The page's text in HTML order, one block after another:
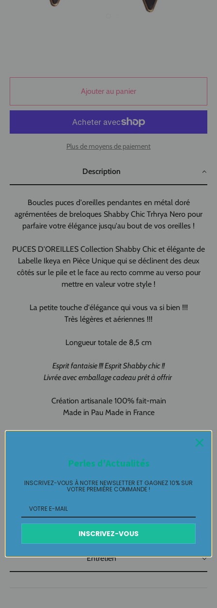
Ajouter au panier
Plus de moyens de paiement
Description
Boucles puces d'oreilles pendantes en métal doré
agrémentées de breloques Shabby Chic Trhrya Nero pour
parfaire votre élégance jusqu'au bout de vos oreilles !
PUCES D'OREILLES Collection Shabby Chic et élégante de
Labelle Ikeya en Pièce Unique qui se déclinent des deux
côtés sur le pile et le face au recto comme au verso pour
mettre en valeur votre style !
La petite touche d'élégance qui vous va si bien !!!
Très légères et aériennes !!!
Longueur totale de 8,5 cm
Esprit fantaisie !!! Esprit Shabby chic !!
Livrée avec emballage cadeau prêt à offrir
Création artisanale 100% fait-main
Made in Pau Made in France
jamais vu, jamais porté que par celle qui l'adopte et s'en pare
….
Plaisir de Créer, Désir de Plaire !
Retours Gratuits
Entretien
Perles d'Actualités
INSCRIVEZ-VOUS À NOTRE NEWSLETTER ET GAGNEZ 10% SUR
VOTRE PREMIÈRE COMMANDE !
INSCRIVEZ-VOUS